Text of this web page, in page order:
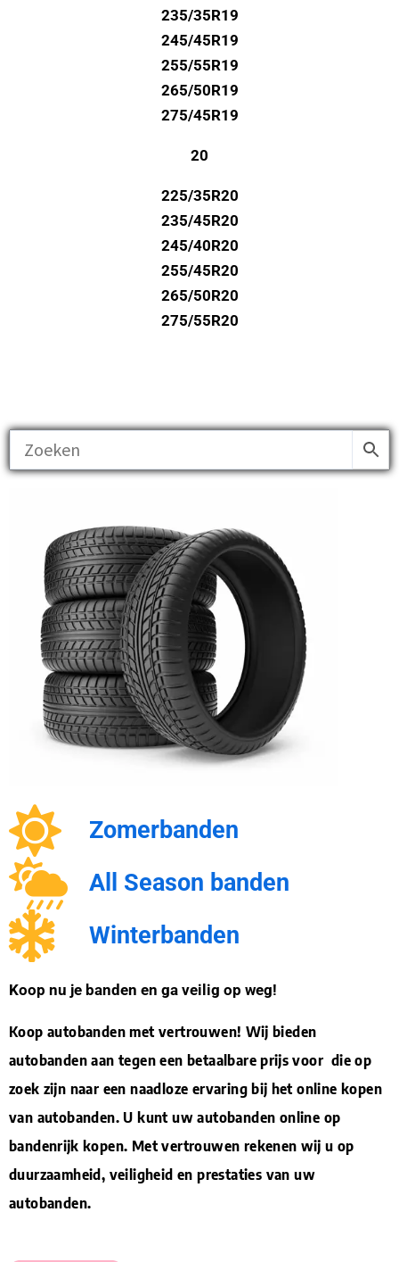
235/35R19
245/45R19
255/55R19
265/50R19
275/45R19
20
225/35R20
235/45R20
245/40R20
255/45R20
265/50R20
275/55R20
Zomerbanden
All Season banden
Winterbanden
Koop nu je banden en ga veilig op weg!
Koop autobanden met vertrouwen! Wij bieden
autobanden aan tegen een betaalbare prijs voor die op
zoek zijn naar een naadloze ervaring bij het online kopen
van autobanden. U kunt uw autobanden online op
bandenrijk kopen. Met vertrouwen rekenen wij u op
duurzaamheid, veiligheid en prestaties van uw
autobanden.